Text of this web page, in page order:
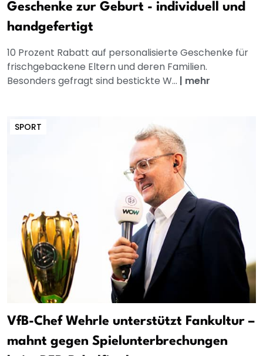
Geschenke zur Geburt - individuell und
handgefertigt
10 Prozent Rabatt auf personalisierte Geschenke für
frischgebackene Eltern und deren Familien.
Besonders gefragt sind bestickte W... | mehr
SPORT
VfB-Chef Wehrle unterstützt Fankultur –
mahnt gegen Spielunterbrechungen